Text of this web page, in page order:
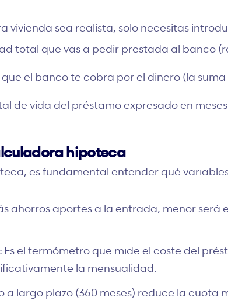
vivienda sea realista, solo necesitas
total que vas a pedir prestada al banco
el banco te cobra por el dinero (la
de vida del préstamo expresado en
hipoteca
es fundamental entender qué
ahorros aportes a la entrada, menor será
Es el termómetro que mide el coste del
la mensualidad.
a largo plazo (360 meses) reduce la cuota